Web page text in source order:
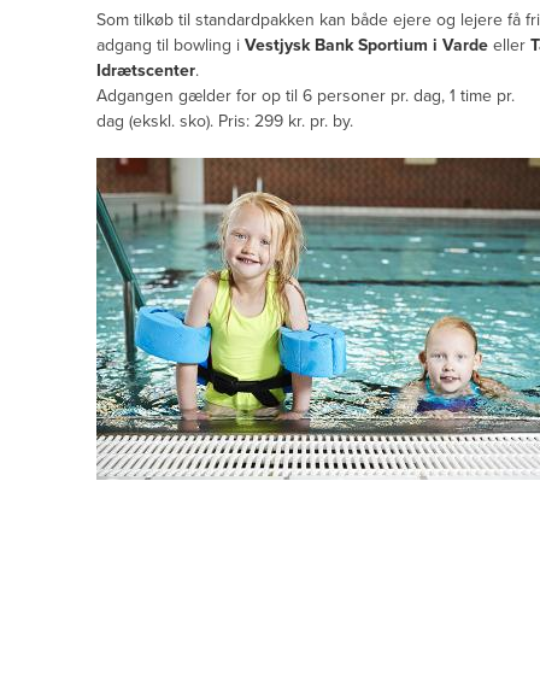
Som tilkøb til standardpakken kan både ejere og lejere få fri
adgang til bowling i Vestjysk Bank Sportium i Varde eller
Idrætscenter.
Adgangen gælder for op til 6 personer pr. dag, 1 time pr.
dag (ekskl. sko). Pris: 299 kr. pr. by.